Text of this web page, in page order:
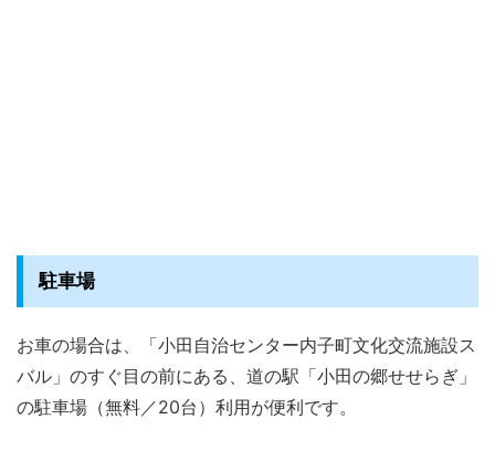
駐車場
お車の場合は、「小田自治センター内子町文化交流施設ス
バル」のすぐ目の前にある、道の駅「小田の郷せせらぎ」
の駐車場（無料／20台）利用が便利です。